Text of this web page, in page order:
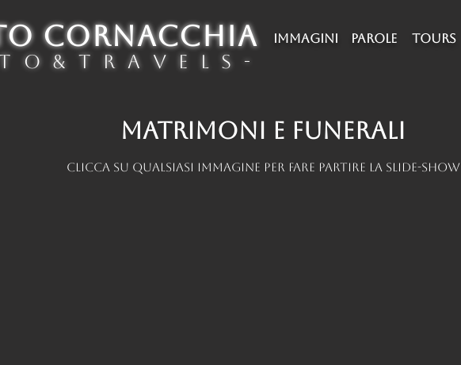
CORNACCHIA
o & T r a v e l s -
IMMAGINI PAROLE TOURS
MATRIMONI E FUNERALI
Clicca su qualsiasi immagine per fare partire la slide-show